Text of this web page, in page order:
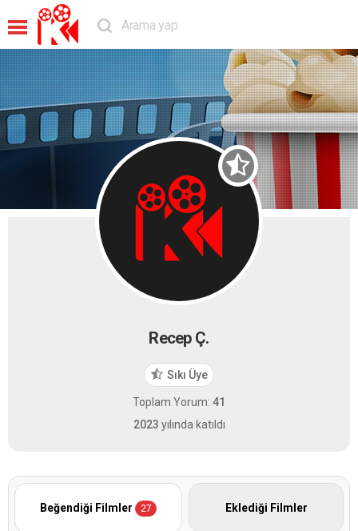
Recep Ç.
Sıkı Üye
Toplam Yorum: 41
2023 yılında katıldı
Beğendiği Filmler 27 Eklediği Filmler